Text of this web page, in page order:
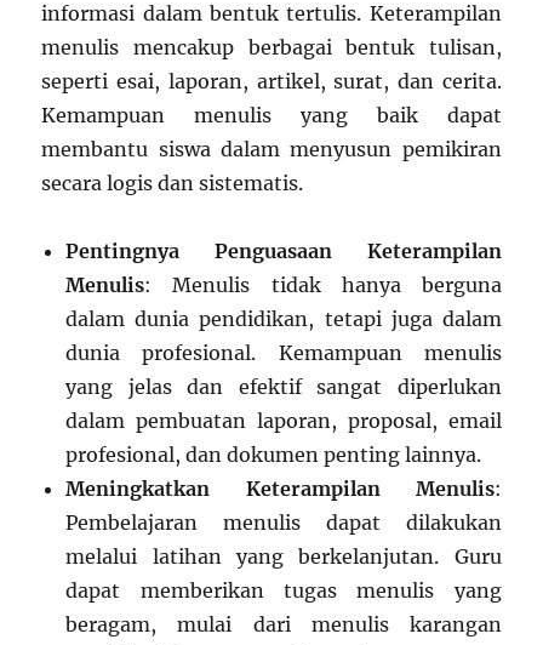
informasi dalam bentuk tertulis. Keterampilan
menulis mencakup berbagai bentuk tulisan,
seperti esai, laporan, artikel, surat, dan cerita.
Kemampuan menulis yang baik dapat
membantu siswa dalam menyusun pemikiran
secara logis dan sistematis.
Pentingnya Penguasaan Keterampilan
Menulis: Menulis tidak hanya berguna
dalam dunia pendidikan, tetapi juga dalam
dunia profesional. Kemampuan menulis
yang jelas dan efektif sangat diperlukan
dalam pembuatan laporan, proposal, email
profesional, dan dokumen penting lainnya.
Meningkatkan Keterampilan Menulis:
Pembelajaran menulis dapat dilakukan
melalui latihan yang berkelanjutan. Guru
dapat memberikan tugas menulis yang
beragam, mulai dari menulis karangan